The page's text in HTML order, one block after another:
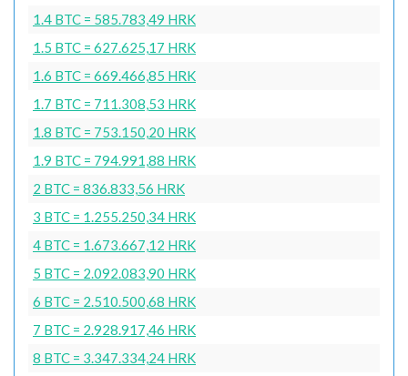
1.4 BTC = 585.783,49 HRK
1.5 BTC = 627.625,17 HRK
1.6 BTC = 669.466,85 HRK
1.7 BTC = 711.308,53 HRK
1.8 BTC = 753.150,20 HRK
1.9 BTC = 794.991,88 HRK
2 BTC = 836.833,56 HRK
3 BTC = 1.255.250,34 HRK
4 BTC = 1.673.667,12 HRK
5 BTC = 2.092.083,90 HRK
6 BTC = 2.510.500,68 HRK
7 BTC = 2.928.917,46 HRK
8 BTC = 3.347.334,24 HRK